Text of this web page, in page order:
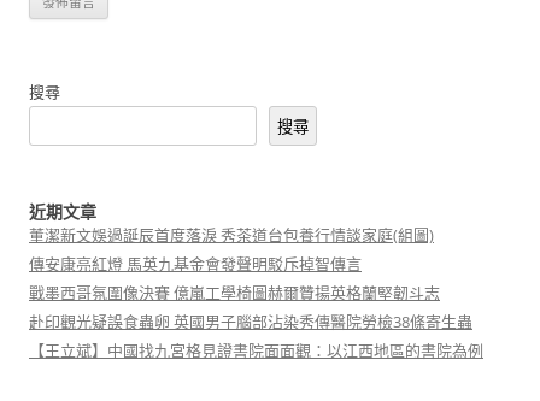
搜尋
搜尋
近期文章
董潔新文娛過誕辰首度落淚 秀茶道台包養行情談家庭(組圖)
傳安康亮紅燈 馬英九基金會發聲明駁斥掉智傳言
戰墨西哥氛圍像決賽 億嵐工學椅圖赫爾贊揚英格蘭堅韌斗志
赴印觀光疑誤食蟲卵 英國男子腦部沾染秀傳醫院勞檢38條寄生蟲
【王立斌】中國找九宮格見證書院面面觀：以江西地區的書院為例